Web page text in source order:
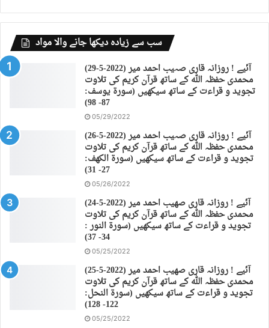
سب سے زیادہ دیکھا جانے والا مواد
(29-5-2022) آئیے ! روزانہ قاری صہیب احمد میر
محمدی حفظہ اللہ کے ساتھ قرآن کریم کی تلاوت
تجوید و قراءت کے ساتھ سیکھیں (سورة يوسف:
87- 98)
05/29/2022
(26-5-2022) آئیے ! روزانہ قاری صہیب احمد میر
محمدی حفظہ اللہ کے ساتھ قرآن کریم کی تلاوت
تجوید و قراءت کے ساتھ سیکھیں (سورة الكهف:
27- 31)
05/26/2022
(24-5-2022) آئیے ! روزانہ قاری صهیب احمد میر
محمدی حفظہ اللہ کے ساتھ قرآن کریم کی تلاوت
تجوید و قراءت کے ساتھ سیکھیں (سورة النور :
34- 37)
05/25/2022
(25-5-2022) آئیے ! روزانہ قاری صهیب احمد میر
محمدی حفظہ اللہ کے ساتھ قرآن کریم کی تلاوت
تجوید و قراءت کے ساتھ سیکھیں (سورة النحل:
122- 128)
05/25/2022